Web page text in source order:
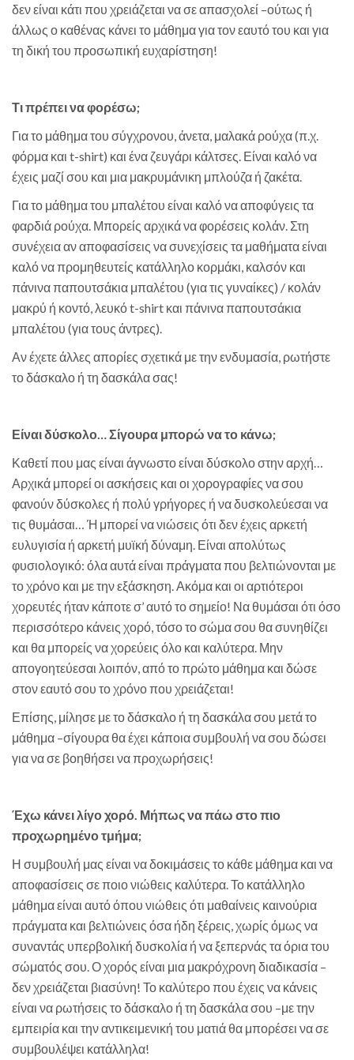
δεν είναι κάτι που χρειάζεται να σε απασχολεί –ούτως ή
άλλως ο καθένας κάνει το μάθημα για τον εαυτό του και για
τη δική του προσωπική ευχαρίστηση!
Τι πρέπει να φορέσω;
Για το μάθημα του σύγχρονου, άνετα, μαλακά ρούχα (π.χ.
φόρμα και t-shirt) και ένα ζευγάρι κάλτσες. Είναι καλό να
έχεις μαζί σου και μια μακρυμάνικη μπλούζα ή ζακέτα.
Για το μάθημα του μπαλέτου είναι καλό να αποφύγεις τα
φαρδιά ρούχα. Μπορείς αρχικά να φορέσεις κολάν. Στη
συνέχεια αν αποφασίσεις να συνεχίσεις τα μαθήματα είναι
καλό να προμηθευτείς κατάλληλο κορμάκι, καλσόν και
πάνινα παπουτσάκια μπαλέτου (για τις γυναίκες) / κολάν
μακρύ ή κοντό, λευκό t-shirt και πάνινα παπουτσάκια
μπαλέτου (για τους άντρες).
Αν έχετε άλλες απορίες σχετικά με την ενδυμασία, ρωτήστε
το δάσκαλο ή τη δασκάλα σας!
Είναι δύσκολο… Σίγουρα μπορώ να το κάνω;
Καθετί που μας είναι άγνωστο είναι δύσκολο στην αρχή…
Αρχικά μπορεί οι ασκήσεις και οι χορογραφίες να σου
φανούν δύσκολες ή πολύ γρήγορες ή να δυσκολεύεσαι να
τις θυμάσαι… Ή μπορεί να νιώσεις ότι δεν έχεις αρκετή
ευλυγισία ή αρκετή μυϊκή δύναμη. Είναι απολύτως
φυσιολογικό: όλα αυτά είναι πράγματα που βελτιώνονται με
το χρόνο και με την εξάσκηση. Ακόμα και οι αρτιότεροι
χορευτές ήταν κάποτε σ’ αυτό το σημείο! Να θυμάσαι ότι όσο
περισσότερο κάνεις χορό, τόσο το σώμα σου θα συνηθίζει
και θα μπορείς να χορεύεις όλο και καλύτερα. Μην
απογοητεύεσαι λοιπόν, από το πρώτο μάθημα και δώσε
στον εαυτό σου το χρόνο που χρειάζεται!
Επίσης, μίλησε με το δάσκαλο ή τη δασκάλα σου μετά το
μάθημα –σίγουρα θα έχει κάποια συμβουλή να σου δώσει
για να σε βοηθήσει να προχωρήσεις!
Έχω κάνει λίγο χορό. Μήπως να πάω στο πιο
προχωρημένο τμήμα;
Η συμβουλή μας είναι να δοκιμάσεις το κάθε μάθημα και να
αποφασίσεις σε ποιο νιώθεις καλύτερα. Το κατάλληλο
μάθημα είναι αυτό όπου νιώθεις ότι μαθαίνεις καινούρια
πράγματα και βελτιώνεις όσα ήδη ξέρεις, χωρίς όμως να
συναντάς υπερβολική δυσκολία ή να ξεπερνάς τα όρια του
σώματός σου. Ο χορός είναι μια μακρόχρονη διαδικασία –
δεν χρειάζεται βιασύνη! Το καλύτερο που έχεις να κάνεις
είναι να ρωτήσεις το δάσκαλο ή τη δασκάλα σου –με την
εμπειρία και την αντικειμενική του ματιά θα μπορέσει να σε
συμβουλέψει κατάλληλα!